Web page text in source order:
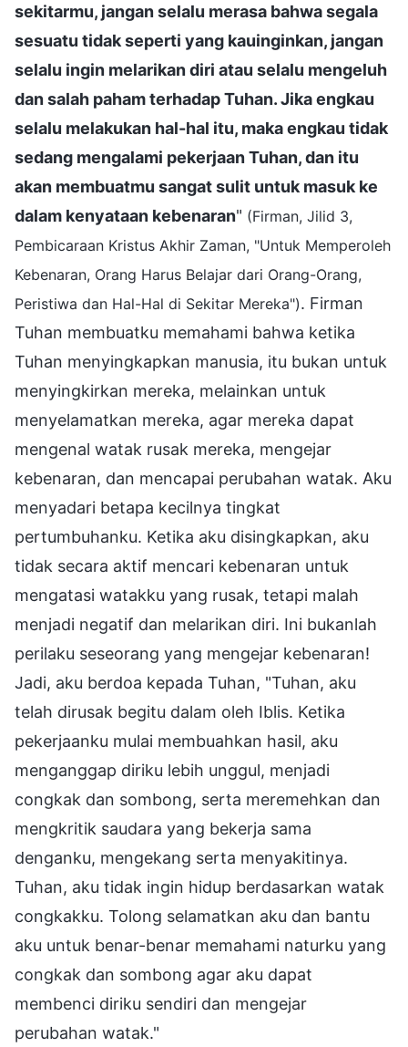
sekitarmu, jangan selalu merasa bahwa segala
sesuatu tidak seperti yang kauinginkan, jangan
selalu ingin melarikan diri atau selalu mengeluh
dan salah paham terhadap Tuhan. Jika engkau
selalu melakukan hal-hal itu, maka engkau tidak
sedang mengalami pekerjaan Tuhan, dan itu
akan membuatmu sangat sulit untuk masuk ke
dalam kenyataan kebenaran" (Firman, Jilid 3,
Pembicaraan Kristus Akhir Zaman, "Untuk Memperoleh
Kebenaran, Orang Harus Belajar dari Orang-Orang,
Peristiwa dan Hal-Hal di Sekitar Mereka"). Firman
Tuhan membuatku memahami bahwa ketika
Tuhan menyingkapkan manusia, itu bukan untuk
menyingkirkan mereka, melainkan untuk
menyelamatkan mereka, agar mereka dapat
mengenal watak rusak mereka, mengejar
kebenaran, dan mencapai perubahan watak. Aku
menyadari betapa kecilnya tingkat
pertumbuhanku. Ketika aku disingkapkan, aku
tidak secara aktif mencari kebenaran untuk
mengatasi watakku yang rusak, tetapi malah
menjadi negatif dan melarikan diri. Ini bukanlah
perilaku seseorang yang mengejar kebenaran!
Jadi, aku berdoa kepada Tuhan, "Tuhan, aku
telah dirusak begitu dalam oleh Iblis. Ketika
pekerjaanku mulai membuahkan hasil, aku
menganggap diriku lebih unggul, menjadi
congkak dan sombong, serta meremehkan dan
mengkritik saudara yang bekerja sama
denganku, mengekang serta menyakitinya.
Tuhan, aku tidak ingin hidup berdasarkan watak
congkakku. Tolong selamatkan aku dan bantu
aku untuk benar-benar memahami naturku yang
congkak dan sombong agar aku dapat
membenci diriku sendiri dan mengejar
perubahan watak."